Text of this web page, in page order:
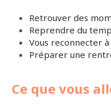
Retrouver des
Reprendre du
Vous reconnecter
Préparer une
Ce que vous